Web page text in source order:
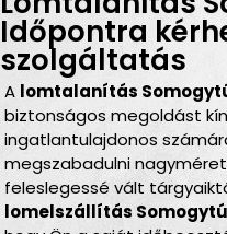
Időpontra
szolgáltatás
A lomtalanítás
biztonságos megoldást
ingatlantulajdonos
megszabadulni
feleslegessé vált
lomelszállítás